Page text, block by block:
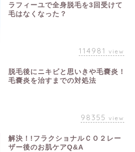
ラフィーユで全身脱毛を3回受けて
毛はなくなった？
114981 view
脱毛後にニキビと思いきや毛嚢炎！
毛嚢炎を治すまでの対処法
98355 view
解決！!フラクショナルＣＯ２レー
ザー後のお肌ケアQ&A